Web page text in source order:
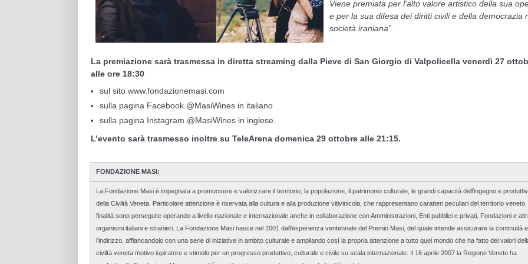
Viene premiata per l'alto valore artistico della sua
e per la sua difesa dei diritti civili e della democrazia
società iraniana”.
La premiazione sarà trasmessa in diretta streaming dalla Pieve di San Giorgio di Valpolicella venerdì 27
alle ore 18:30
sul sito www.fondazionemasi.com
sulla pagina Facebook @MasiWines in italiano
sulla pagina Instagram @MasiWines in inglese.
L’evento sarà trasmesso inoltre su TeleArena domenica 29 ottobre alle 21:15.
FONDAZIONE MASI:
La Fondazione Masi è impegnata a promuovere e valorizzare il territorio, la popolazione, il patrimonio culturale, le grandi capacità dell’ingegno e
della Civiltà Veneta. Particolare attenzione è riservata alla cultura e alla produzione vitivinicola, che rappresentano caratteri peculiari del territorio veneto.
finalità sono perseguite operando a livello nazionale e internazionale anche in collaborazione con Amministrazioni, Enti pubblici e privati, Fondazioni e altri
organismi italiani e stranieri. La Fondazione Masi nasce nel 2001 dall’esperienza ventennale del Premio Masi, del quale intende assicurare la continuità e
l’indirizzo, affiancandolo con una serie di iniziative in ambito culturale e ampliando così la propria attenzione a tutto quel mondo che ha fatto dei valori
civiltà veneta motivo ispiratore e stimolo per un progresso produttivo, culturale e civile su scala internazionale. Il 16 aprile 2007 la Regione Veneto ha